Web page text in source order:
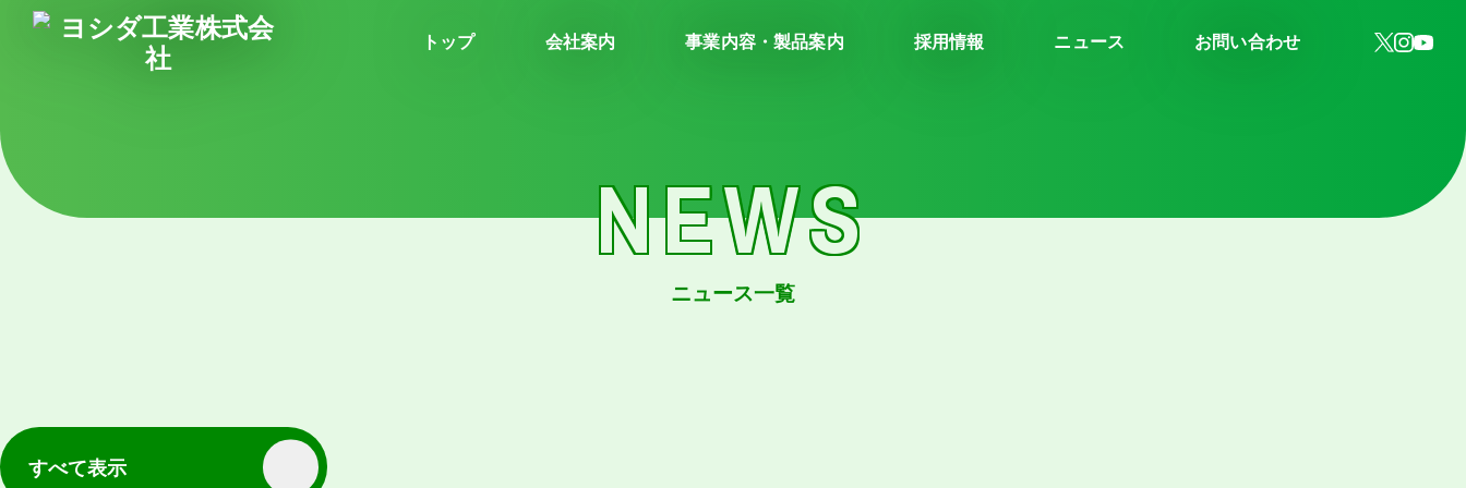
トップ 会社案内 事業内容・製品案内 採用情報 ニュース お問い合わせ
NEWS
ニュース一覧
すべて表示